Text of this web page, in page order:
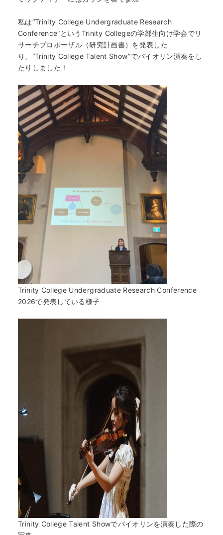
私は“Trinity College Undergraduate Research
Conference”というTrinity Collegeの学部生向け学会でリ
サーチプロポーザル（研究計画書）を発表した
り、“Trinity College Talent Show”でバイオリン演奏をし
たりしました！
Trinity College Undergraduate Research Conference
2026で発表している様子
Trinity College Talent Showでバイオリンを演奏した際の